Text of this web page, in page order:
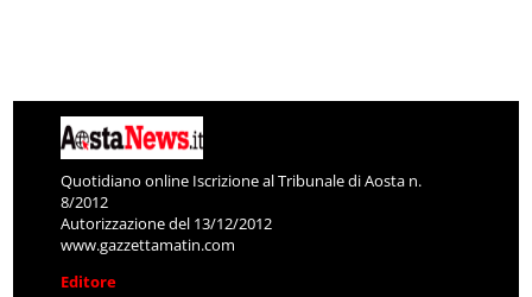
Quotidiano online Iscrizione al Tribunale di Aosta n.
8/2012
Autorizzazione del 13/12/2012
www.gazzettamatin.com
Editore